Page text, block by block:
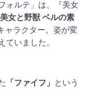
ォルテ」は、『美女
美女と野獣 ベルの素
ャラクター。姿が変
ていました。
「ファイフ」
という